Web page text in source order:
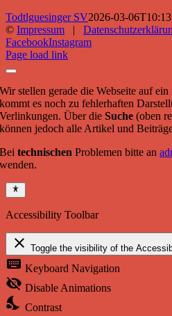
Todtlguesinger SV2026-03-
© Impressum |
FacebookInstagram
Page load link
Wir stellen gerade die Webseite auf
kommt es noch zu fehlerhaften
Verlinkungen. Über dieSuche (oben
können jedoch alle Artikel und
Beitechnischen Problemen bitte an
wenden.
Accessibility Toolbar
close Toggle the visibility of the
keyboard Keyboard Navigation
visibility_off Disable Animations
nights_stay Contrast